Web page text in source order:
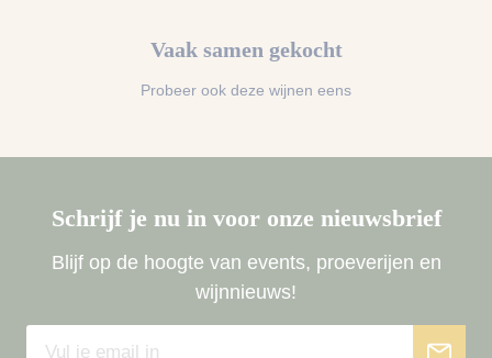
Vaak samen gekocht
Probeer ook deze wijnen eens
Schrijf je nu in voor onze nieuwsbrief
Blijf op de hoogte van events, proeverijen en
wijnnieuws!